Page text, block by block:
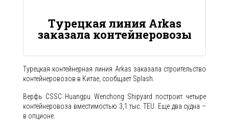
Турецкая линия Arkas
заказала контейнеровозы
Турецкая контейнерная линия Arkas заказала строительство
контейнеровозов в Китае, сообщает Splash.
Верфь CSSC Huangpu Wenchong Shipyard построит четыре
контейнеровоза вместимостью 3,1 тыс. TEU. Еще два судна –
в опционе.